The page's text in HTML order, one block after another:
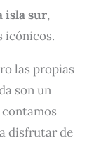
isla sur,
icónicos.
las propias
son un
disfrutar de